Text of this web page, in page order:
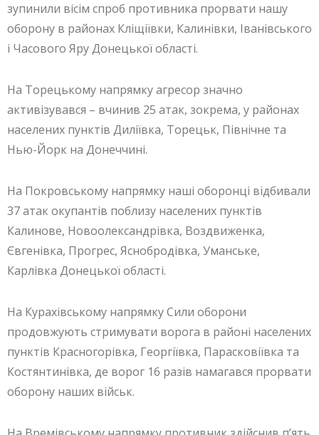
зупинили вісім спроб противника прорвати нашу
оборону в районах Кліщіївки, Калинівки, Іванівського
і Часового Яру Донецької області.
На Торецькому напрямку агресор значно
активізувався – вчинив 25 атак, зокрема, у районах
населених пунктів Диліївка, Торецьк, Північне та
Нью-Йорк на Донеччині.
На Покровському напрямку наші оборонці відбивали
37 атак окупантів поблизу населених пунктів
Калинове, Новоолександрівка, Воздвиженка,
Євгенівка, Прогрес, Яснобродівка, Уманське,
Карлівка Донецької області.
На Курахівському напрямку Сили оборони
продовжують стримувати ворога в районі населених
пунктів Красногорівка, Георгіївка, Парасковіївка та
Костянтинівка, де ворог 16 разів намагався прорвати
оборону наших військ.